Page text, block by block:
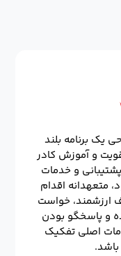
یک برنامه بلند
و آموزش کادر
و خدمات
متعهدانه اقدام
ارزشمند، خواست
و پاسخگو بودن
اصلی تفکیک